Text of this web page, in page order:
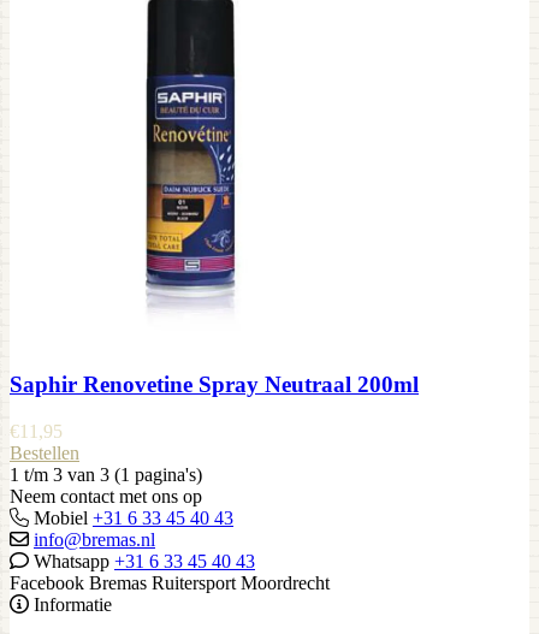
Saphir Renovetine Spray Neutraal 200ml
€11,95
Bestellen
1 t/m 3 van 3 (1 pagina's)
Neem contact met ons op
Mobiel +31 6 33 45 40 43
info@bremas.nl
Whatsapp +31 6 33 45 40 43
Facebook Bremas Ruitersport Moordrecht
Informatie